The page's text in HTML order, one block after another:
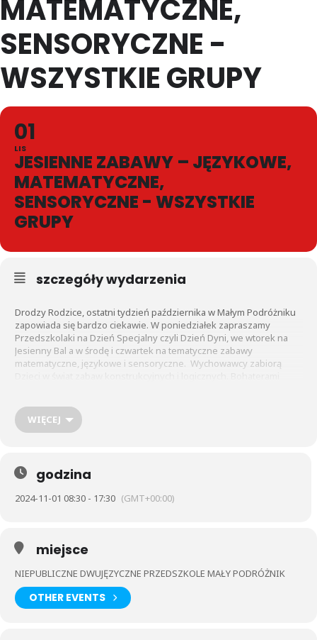
MATEMATYCZNE,
SENSORYCZNE -
WSZYSTKIE GRUPY
01
LIS
JESIENNE ZABAWY – JĘZYKOWE,
MATEMATYCZNE,
SENSORYCZNE - WSZYSTKIE
GRUPY
szczegóły wydarzenia
Drodzy Rodzice, ostatni tydzień października w Małym Podróżniku
zapowiada się bardzo ciekawie. W poniedziałek zapraszamy
Przedszkolaki na Dzień Specjalny czyli Dzień Dyni, we wtorek na
Jesienny Bal a w środę i czwartek na tematyczne zabawy
matematyczne, językowe i sensoryczne. Wychowawcy zabiorą
sensorycznych.
WIĘCEJ
godzina
2024-11-01 08:30 - 17:30 (GMT+00:00)
miejsce
NIEPUBLICZNE DWUJĘZYCZNE PRZEDSZKOLE MAŁY PODRÓŻNIK
OTHER EVENTS